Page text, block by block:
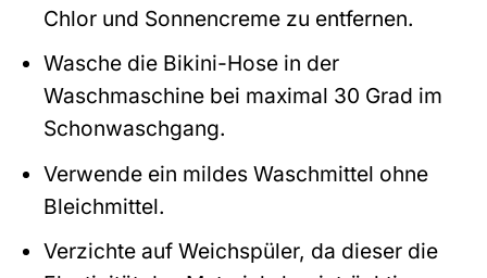
Chlor und Sonnencreme zu entfernen.
Wasche die Bikini-Hose in der
Waschmaschine bei maximal 30 Grad im
Schonwaschgang.
Verwende ein mildes Waschmittel ohne
Bleichmittel.
Verzichte auf Weichspüler, da dieser die